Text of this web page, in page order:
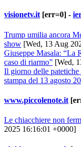
visionetv.it[err=0] -
Trump umilia ancora
show [Wed, 13 Aug
Giuseppe Masala: “La
caso di riarmo” [Wed,
Il giorno delle patetiche
stampa del 13 agosto
www.piccolenote.it
Le chiacchiere non
2025 16:16:01 +0000]